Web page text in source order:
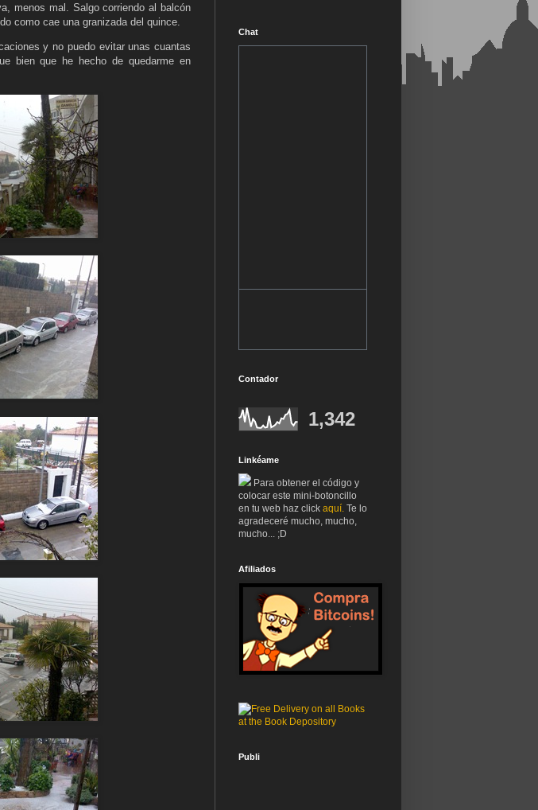
menos mal. Salgo corriendo al balcón
como cae una granizada del quince.
y no puedo evitar unas cuantas
bien que he hecho de quedarme en
Chat
Contador
1,342
Linkéame
Para obtener el código y
colocar este mini-botoncillo
en tu web haz click aquí. Te lo
agradeceré mucho, mucho,
mucho... ;D
Afiliados
Publi